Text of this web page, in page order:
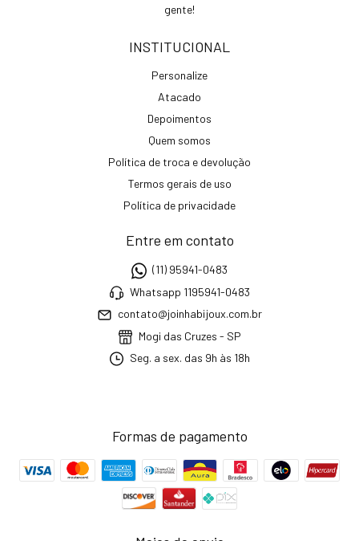
gente!
INSTITUCIONAL
Personalize
Atacado
Depoimentos
Quem somos
Política de troca e devolução
Termos gerais de uso
Política de privacidade
Entre em contato
(11) 95941-0483
Whatsapp 1195941-0483
contato@joinhabijoux.com.br
Mogi das Cruzes - SP
Seg. a sex. das 9h às 18h
Formas de pagamento